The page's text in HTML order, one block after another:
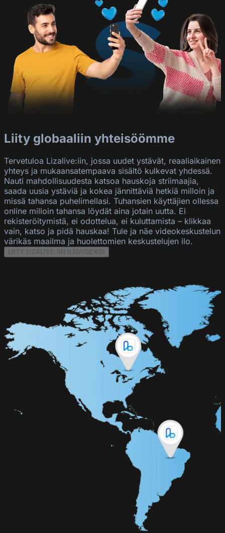
Liity globaaliin yhteisöömme
Tervetuloa Lizalive:iin, jossa uudet ystävät, reaaliaikainen
yhteys ja mukaansatempaava sisältö kulkevat yhdessä.
Nauti mahdollisuudesta katsoa hauskoja striimaajia,
saada uusia ystäviä ja kokea jännittäviä hetkiä milloin ja
missä tahansa puhelimellasi. Tuhansien käyttäjien ollessa
online milloin tahansa löydät aina jotain uutta. Ei
rekisteröitymistä, ei odottelua, ei kuluttamista – klikkaa
vain, katso ja pidä hauskaa! Tule ja näe videokeskustelun
värikäs maailma ja huolettomien keskustelujen ilo.
LIITY LIZALIVE:IIN ILMAISEKSI